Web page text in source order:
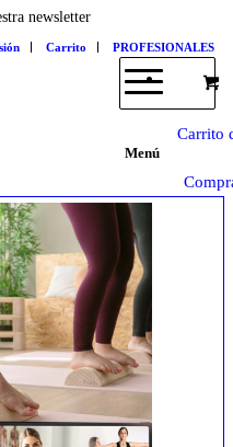
newsletter
Carrito PROFESIONALES
Carrito
Menú